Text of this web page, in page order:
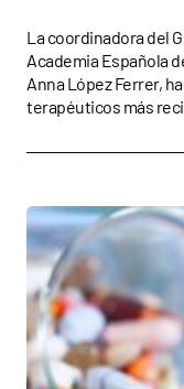
La coordinadora del
Academia Española
Anna López Ferrer,
terapéuticos más